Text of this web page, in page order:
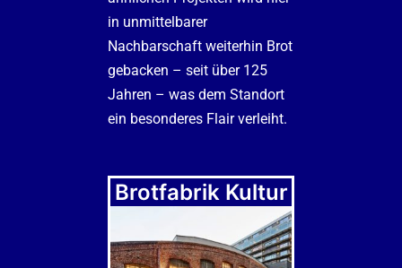
in unmittelbarer
Nachbarschaft weiterhin Brot
gebacken – seit über 125
Jahren – was dem Standort
ein besonderes Flair verleiht.
Brotfabrik Kultur